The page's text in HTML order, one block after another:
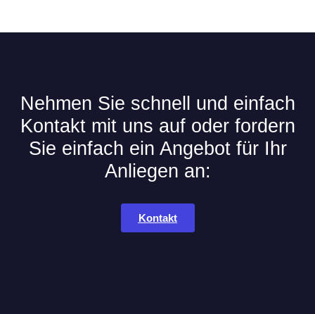
Nehmen Sie schnell und einfach
Kontakt mit uns auf oder fordern
Sie einfach ein Angebot für Ihr
Anliegen an:
Kontakt